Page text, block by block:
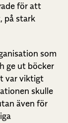
för att
på stark
som
ge ut böcker
var viktigt
skulle
även för